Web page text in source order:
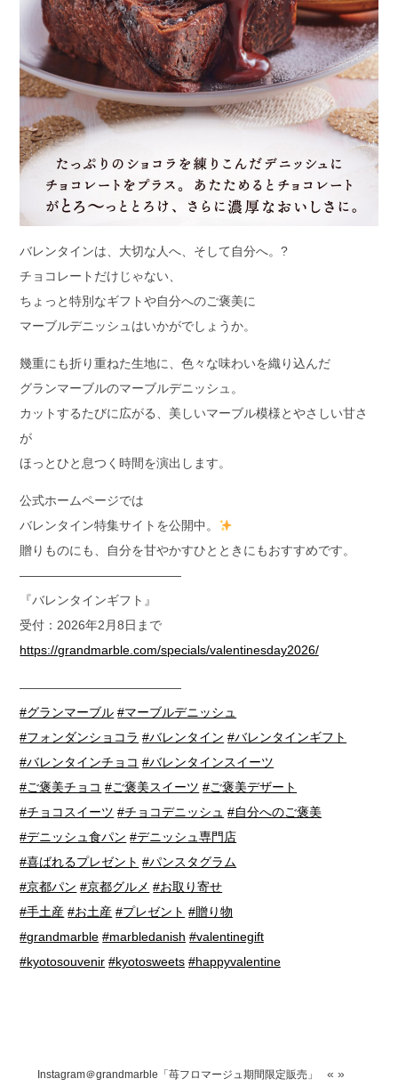
バレンタインは、大切な人へ、そして自分へ。?
チョコレートだけじゃない、
ちょっと特別なギフトや自分へのご褒美に
マーブルデニッシュはいかがでしょうか。
幾重にも折り重ねた生地に、色々な味わいを織り込んだ
グランマーブルのマーブルデニッシュ。
カットするたびに広がる、美しいマーブル模様とやさしい甘さ
が
ほっとひと息つく時間を演出します。
公式ホームページでは
バレンタイン特集サイトを公開中。
贈りものにも、自分を甘やかすひとときにもおすすめです。
—————————————
『バレンタインギフト』
受付：2026年2月8日まで
https://grandmarble.com/specials/valentinesday2026/
—————————————
#グランマーブル #マーブルデニッシュ
#フォンダンショコラ #バレンタイン #バレンタインギフト
#バレンタインチョコ #バレンタインスイーツ
#ご褒美チョコ #ご褒美スイーツ #ご褒美デザート
#チョコスイーツ #チョコデニッシュ #自分へのご褒美
#デニッシュ食パン #デニッシュ専門店
#喜ばれるプレゼント #パンスタグラム
#京都パン #京都グルメ #お取り寄せ
#手土産 #お土産 #プレゼント #贈り物
#grandmarble #marbledanish #valentinegift
#kyotosouvenir #kyotosweets #happyvalentine
«
Instagram＠grandmarble「苺フロマージュ期間限定販売」
»